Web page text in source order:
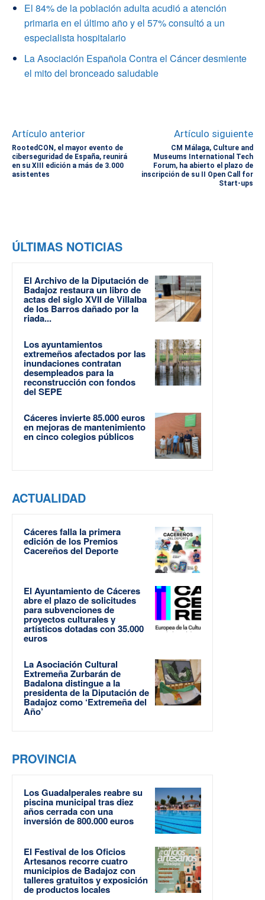
El 84% de la población adulta acudió a atención
primaria en el último año y el 57% consultó a un
especialista hospitalario
La Asociación Española Contra el Cáncer desmiente
el mito del bronceado saludable
Artículo anterior
RootedCON, el mayor evento de
ciberseguridad de España, reunirá
en su XIII edición a más de 3.000
asistentes
Artículo siguiente
CM Málaga, Culture and
Museums International Tech
Forum, ha abierto el plazo de
inscripción de su II Open Call for
Start-ups
ÚLTIMAS NOTICIAS
El Archivo de la Diputación de
Badajoz restaura un libro de
actas del siglo XVII de Villalba
de los Barros dañado por la
riada...
Los ayuntamientos
extremeños afectados por las
inundaciones contratan
desempleados para la
reconstrucción con fondos
del SEPE
Cáceres invierte 85.000 euros
en mejoras de mantenimiento
en cinco colegios públicos
ACTUALIDAD
Cáceres falla la primera
edición de los Premios
Cacereños del Deporte
El Ayuntamiento de Cáceres
abre el plazo de solicitudes
para subvenciones de
proyectos culturales y
artísticos dotadas con 35.000
euros
La Asociación Cultural
Extremeña Zurbarán de
Badalona distingue a la
presidenta de la Diputación de
Badajoz como ‘Extremeña del
Año’
PROVINCIA
Los Guadalperales reabre su
piscina municipal tras diez
años cerrada con una
inversión de 800.000 euros
El Festival de los Oficios
Artesanos recorre cuatro
municipios de Badajoz con
talleres gratuitos y exposición
de productos locales